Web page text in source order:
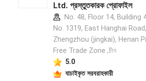
Ltd. প্রস্তুতকারক প্রোফাইল
No. 48, Floor 14, Building
No. 1319, East Hanghai Road,
Zhengzhou (jingkai), Henan
Free Trade Zone ,চীন
5.0
যাচাইকৃত সরবরাহকারী